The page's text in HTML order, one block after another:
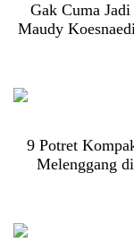
Gak Cuma
Maudy
9 Potret
Melenggang